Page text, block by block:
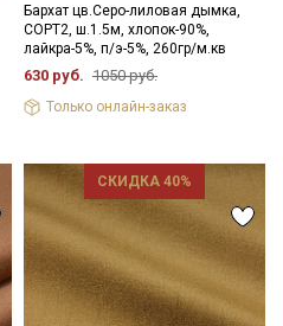
Бархат цв.Серо-лиловая дымка,
СОРТ2, ш.1.5м, хлопок-90%,
лайкра-5%, п/э-5%, 260гр/м.кв
630 руб. 1050 руб.
Только онлайн-заказ
СКИДКА 40%